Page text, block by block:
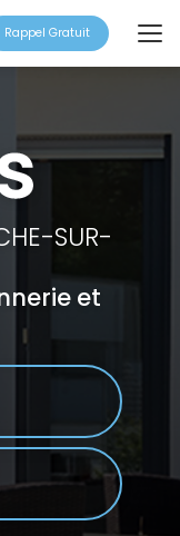
Rappel Gratuit
SUR-
et